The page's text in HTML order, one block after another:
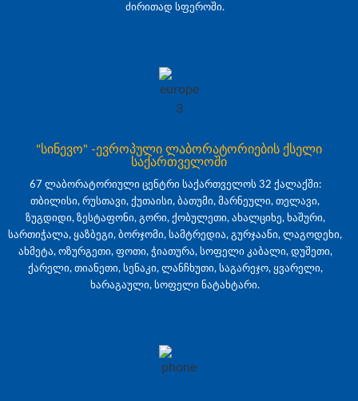
ძირითად სფეროში.
"სინევო" -ევროპული ლაბორატორიების ქსელი
საქართველოში
67 ლაბორატორიული ცენტრი საქართველოს 32 ქალაქში:
თბილისი, რუსთავი, ქუთაისი, ბათუმი, მარნეული, თელავი,
ზუგდიდი, ზესტაფონი, გორი, ქობულეთი, ახალციხე, ხაშური,
სართიჭალა, ყაზბეგი, ბორჯომი, სამტრედია, გურჯაანი, ლაგოდეხი,
ახმეტა, ოზურგეთი, ფოთი, ჭიათურა, სოფელი კაბალი, დუშეთი,
ქარელი, თიანეთი, სენაკი, ლანჩხუთი, საგარეჯო, ყვარელი,
ხარაგაული, სოფელი ნატახტარი.